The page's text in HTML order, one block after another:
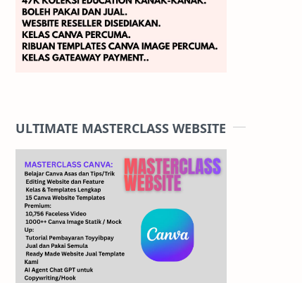
ULTIMATE MASTERCLASS WEBSITE